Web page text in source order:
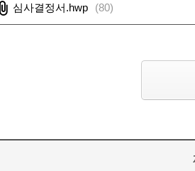
심사결정서.hwp (80)